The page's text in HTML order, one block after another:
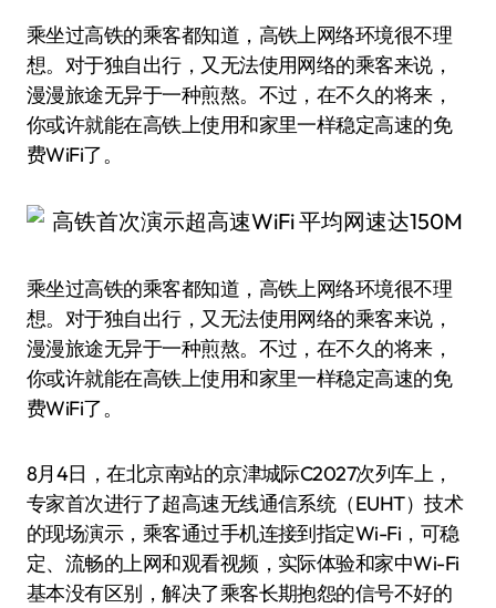
乘坐过高铁的乘客都知道，高铁上网络环境很不理
想。对于独自出行，又无法使用网络的乘客来说，
漫漫旅途无异于一种煎熬。不过，在不久的将来，
你或许就能在高铁上使用和家里一样稳定高速的免
费WiFi了。
乘坐过高铁的乘客都知道，高铁上网络环境很不理
想。对于独自出行，又无法使用网络的乘客来说，
漫漫旅途无异于一种煎熬。不过，在不久的将来，
你或许就能在高铁上使用和家里一样稳定高速的免
费WiFi了。
8月4日，在北京南站的京津城际C2027次列车上，
专家首次进行了超高速无线通信系统（EUHT）技术
的现场演示，乘客通过手机连接到指定Wi-Fi，可稳
定、流畅的上网和观看视频，实际体验和家中Wi-Fi
基本没有区别，解决了乘客长期抱怨的信号不好的